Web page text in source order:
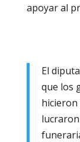
apoyar al
El
que los
hicieron